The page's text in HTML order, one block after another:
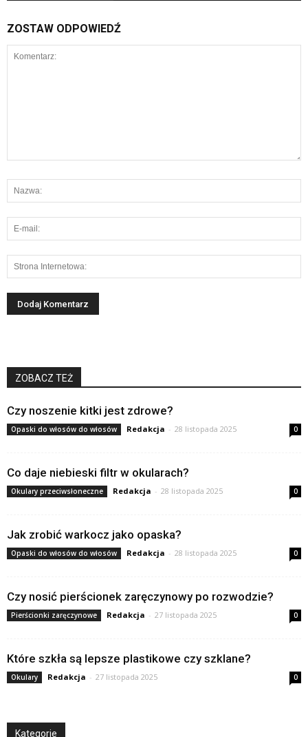
ZOSTAW ODPOWIEDŹ
ZOBACZ TEŻ
Czy noszenie kitki jest zdrowe?
Opaski do włosów do włosów Redakcja - 28 listopada 2025 0
Co daje niebieski filtr w okularach?
Okulary przeciwsłoneczne Redakcja - 28 listopada 2025 0
Jak zrobić warkocz jako opaska?
Opaski do włosów do włosów Redakcja - 28 listopada 2025 0
Czy nosić pierścionek zaręczynowy po rozwodzie?
Pierścionki zaręczynowe Redakcja - 27 listopada 2025 0
Które szkła są lepsze plastikowe czy szklane?
Okulary Redakcja - 27 listopada 2025 0
Kategorie